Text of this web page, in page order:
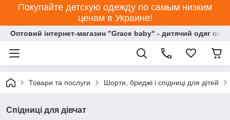
Покупайте детскую одежду по самым низким
ценам в Украине!
Оптовий інтернет-магазин "Grace baby" - дитячий одяг
Товари та послуги Шорти, бриджі і спідниці для дітей
Спідниці для дівчат